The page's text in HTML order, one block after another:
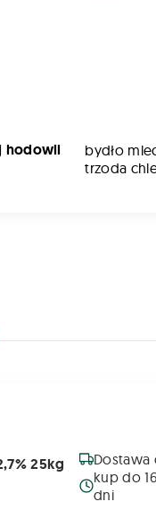
hodowli
bydło
trzoda
25kg
Dostawa
kup do
dni